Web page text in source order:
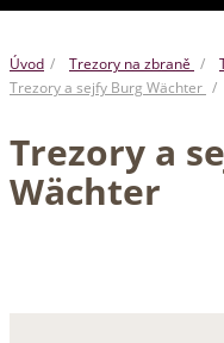
Úvod Trezory na zbraně
Trezory a sejfy Burg Wächter
Trezory a
Wächter